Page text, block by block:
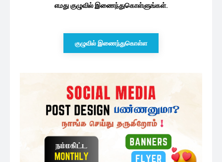
எமது குழுவில் இணைந்துகொள்ளுங்கள்.
குழுவில் இணைந்துகொள்ள